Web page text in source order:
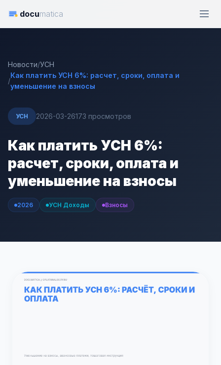
documatica
Новости/УСН
/
Как платить УСН 6%: расчет, сроки, оплата и
уменьшение на взносы
УСН 2026-03-26173 просмотров
Как платить УСН 6%:
расчет, сроки, оплата и
уменьшение на взносы
2026 УСН Доходы Взносы